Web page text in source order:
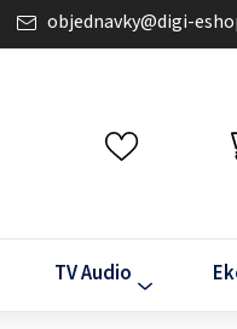
objednavky@digi-
TV Audio